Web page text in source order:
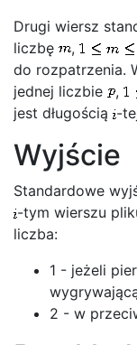
Drugi wiersz
liczbę
,
do rozpatrzenia.
jednej liczbie
,
jest długością -
Wyjście
Standardowe
-tym wierszu
liczba:
1 - jeżeli
2 - w